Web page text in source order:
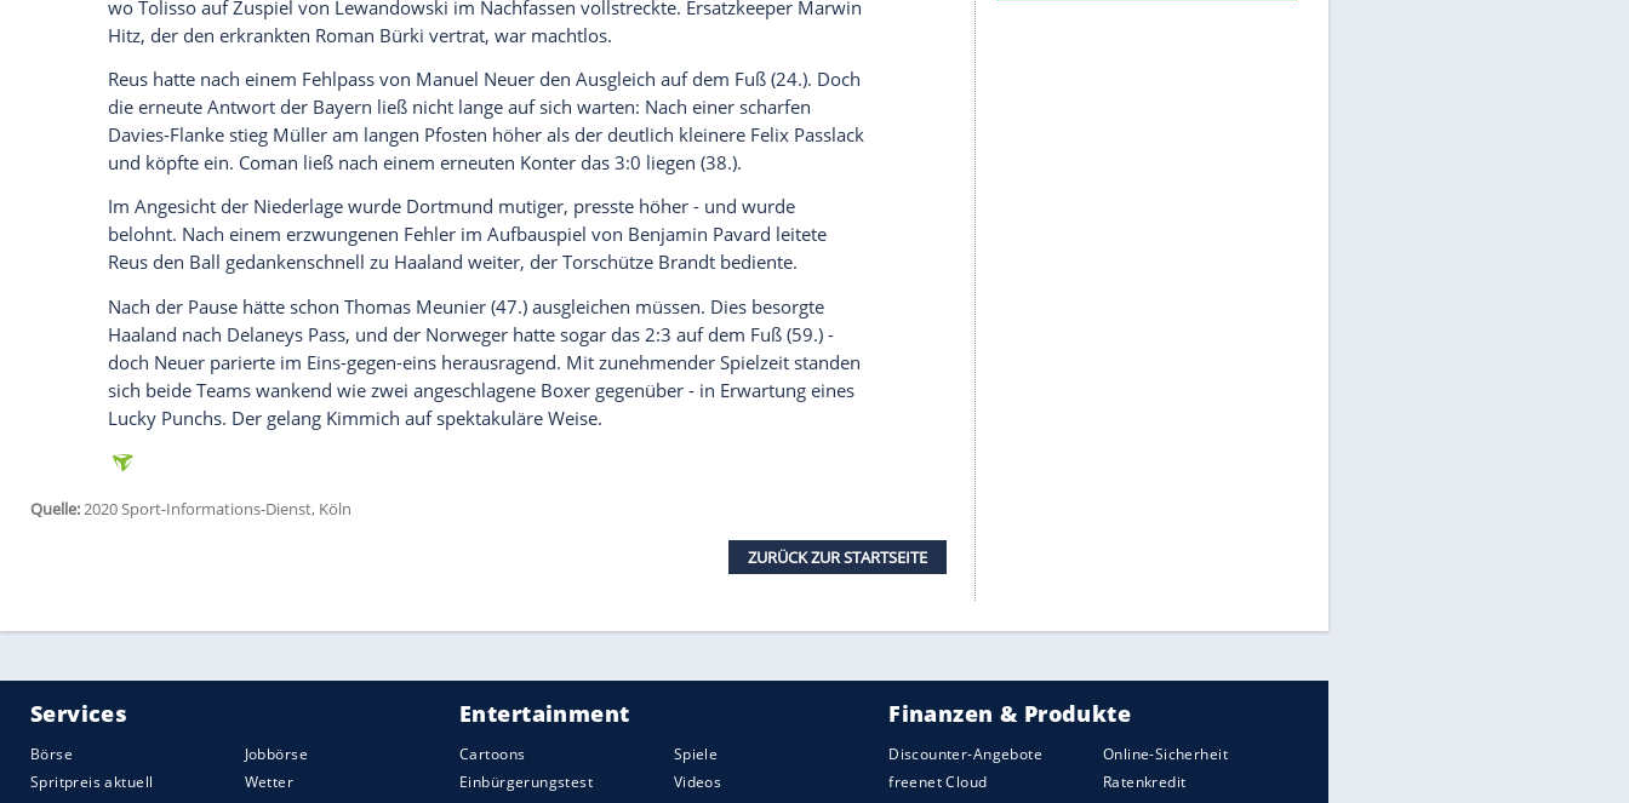
dem ernüchternden 0:2 in Augsburg sogar sechs Neue, darunter erstmals in dieser Saison
Marco Reusvon Beginn an.
Mit den vielen Wechseln waren auch taktische Veränderungen verbunden. Bei den Bayern
agierteJavi Martinezals zusätzlicher Abfangjäger im defensiven Mittelfeld, was aber nur
bedingt half.Müllervagabundierte zwischen rechtem Flügel und der Zehnerposition, was
Dortmundimmer wieder Lücken bot.
Die Borussia setzte ohne die JungstarsJadon Sancho (krank),Jude Bellingham Giovanni
Delaney ebenfalls auf mehr defensive Stabilität
in der Zentrale. Diese schienen die Gäste anfangs auch zu finden, doch der
verpasste
es aufgrund fehlender Passschärfe, die tiefen Räume zu bespielen und den Münchnern
schon früher richtig weh zu tun.
Dortmund
Nach einer BVB-Ecke gelangte der Ball über nur vier Stationen in den anderen Strafraum,
wo Tolisso auf Zuspiel von
im Nachfassen vollstreckte. Ersatzkeeper Marwin
Hitz, der den erkrankten Roman Bürki vertrat, war machtlos.
den Ausgleich auf dem Fuß (24.). Doch
die erneute Antwort der Bayern ließ nicht lange auf sich warten: Nach einer scharfen
und köpfte ein. Coman ließ nach einem erneuten Konter das 3:0 liegen (38.).
Im Angesicht der Niederlage wurdeDortmund
mutiger, presste höher - und wurde
belohnt. Nach einem erzwungenen Fehler im Aufbauspiel von Benjamin Pavard leitete